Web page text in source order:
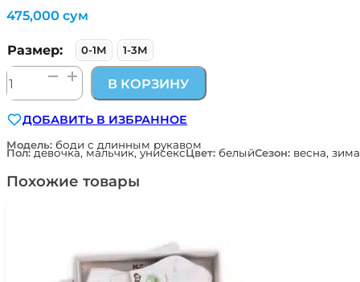
475,000 сум
Размер: 0-1М 1-3М
Количество
товара
распашонка
цв.
зайка
Наследникъ
В КОРЗИНУ
ДОБАВИТЬ В ИЗБРАННОЕ
Модель: боди с длинным рукавом
Пол:девочка, мальчик, унисексЦвет: белыйСезон: весна,
Похожие товары